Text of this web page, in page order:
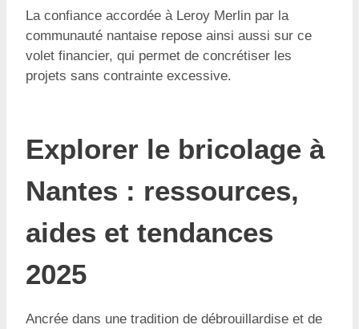
La confiance accordée à Leroy Merlin par la
communauté nantaise repose ainsi aussi sur ce
volet financier, qui permet de concrétiser les
projets sans contrainte excessive.
Explorer le bricolage à
Nantes : ressources,
aides et tendances
2025
Ancrée dans une tradition de débrouillardise et de